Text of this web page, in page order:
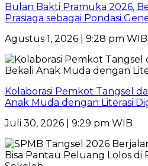
Bulan Bakti Pramuka 2026,
Prasiaga sebagai Pondasi
Agustus 1, 2026 | 9:28 pm WIB
Kolaborasi Pemkot Tangsel
Anak Muda dengan Literasi
Juli 30, 2026 | 9:29 pm WIB